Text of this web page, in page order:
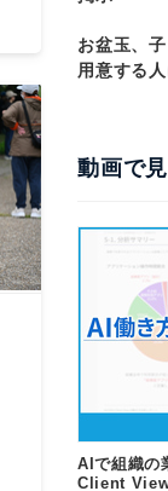
お盆玉、
用意する
動画で
AIで組織の
Client View